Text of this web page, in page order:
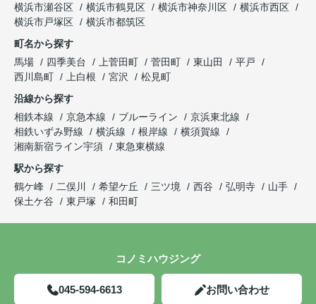
横浜市瀬谷区
横浜市鶴見区 横浜市神奈川区
横浜市西区
横浜市戸塚区
横浜市都筑区
町名から探す
馬場
四季美台 上菅田町 菅田町 東山田
平戸
西川島町
上白根 宮沢
松見町
沿線から探す
相鉄本線
京急本線 ブルーライン
京浜東北線
相鉄いずみ野線
横浜線 根岸線
横須賀線
湘南新宿ライン宇須
東急東横線
駅から探す
鶴ケ峰
二俣川 希望ケ丘 三ツ境 西谷 弘明寺
山手
保土ケ谷
東戸塚 和田町
コノミハウジング
045-594-6613 お問い合わせ